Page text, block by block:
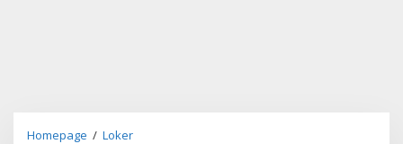
Homepage / LokerKesempatan